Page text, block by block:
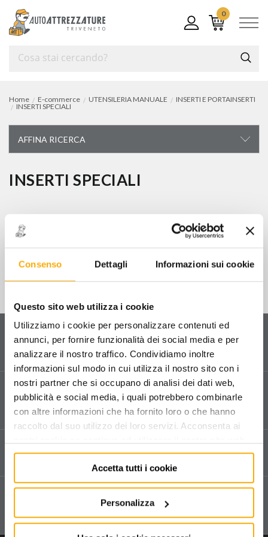
Consenso Dettagli Informazioni sui cookie
Questo sito web utilizza i cookie
Utilizziamo i cookie per personalizzare contenuti ed
annunci, per fornire funzionalità dei social media e per
analizzare il nostro traffico. Condividiamo inoltre
informazioni sul modo in cui utilizza il nostro sito con i
nostri partner che si occupano di analisi dei dati web,
pubblicità e social media, i quali potrebbero combinarle
con altre informazioni che ha fornito loro o che hanno
raccolto dal suo utilizzo dei loro servizi. Acconsenta ai
Accetta tutti i cookie
Personalizza
0
Home E-commerce UTENSILERIA MANUALE
INSERTI E PORTAINSERTI
INSERTI SPECIALI
AFFINA RICERCA
UTENSILERIA MANUALE
chiavi di manovra
chiavi a bussola a macchina e accessori (rinforzate)
giraviti, cacciaviti, chiavi maschio
inserti e portainserti
set di inserti in blister o valigetta
inserti misura 10mm (3/8)
portainserti
pinze e tronchesi
chiavi dinamometriche, moltiplicatori
utensili per misurare e tracciare
INSERTI SPECIALI
0 articoli trovati
Servizio clienti
Contattaciper ricevere informazioni sul tuo ordine
e sui nostri prodotti.
Assistenza tecnica
Vendita e assistenza tecnica dedicata in tutta Italia.
Compila il formper richiedere assistenza.
Spedizioni e reso
Acquisto sicuro
Su autoattrezzature.it I tuoi pagamenti online sono
sempre protetti.